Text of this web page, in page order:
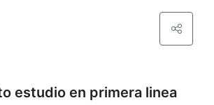
estudio en primera linea